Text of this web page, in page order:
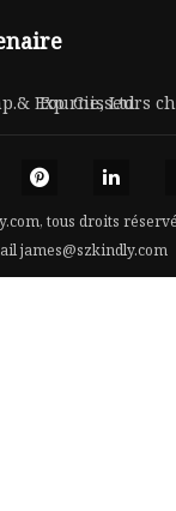
Exp. Cie, Ltd.
Fournisseurs
tous droits
james@szkindly.com